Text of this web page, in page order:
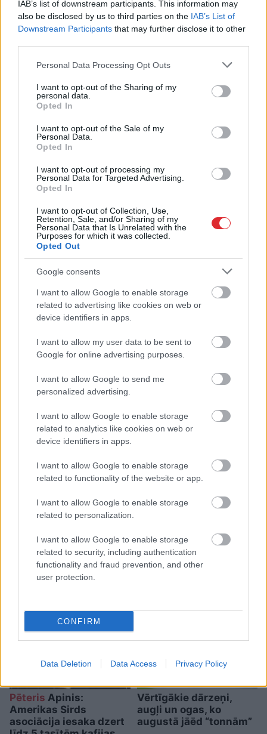
IAB’s list of downstream participants. This information may
also be disclosed by us to third parties on the IAB’s List of
Downstream Participants that may further disclose it to other
Please note that this website/app uses one or more Google
not limited to your visit or usage behaviour. You may click to
grant or deny consent to Google and its third-party tags to
use your data for below specified purposes in below Google
consent section.
Personal Data Processing Opt Outs
I want to opt-out of the Sharing of my
personal data.
Opted In
I want to opt-out of the Sale of my
Personal Data.
Opted In
I want to opt-out of processing my
Personal Data for Targeted Advertising.
Opted In
I want to opt-out of Collection, Use,
Retention, Sale, and/or Sharing of my
Personal Data that Is Unrelated with the
Purposes for which it was collected.
Opted Out
Google consents
I want to allow Google to enable storage
related to advertising like cookies on web or
device identifiers in apps.
I want to allow my user data to be sent to
Google for online advertising purposes.
I want to allow Google to send me
personalized advertising.
I want to allow Google to enable storage
related to analytics like cookies on web or
device identifiers in apps.
I want to allow Google to enable storage
related to functionality of the website or app.
I want to allow Google to enable storage
related to personalization.
I want to allow Google to enable storage
related to security, including authentication
functionality and fraud prevention, and other
user protection.
CONFIRM
Data Deletion Data Access Privacy Policy
Lietuviešuuzņēmējs piedāvā vēl
nedzirdētu risinājumu “airBaltic”
uzņēmums”
VIDEO. Spānijas lidostā pēkšņi atskan
Raimonda Paula mūzika! Pie klavierēm –
Māris Grigalis
Lasīt citas ziņas
Sadarbības projekts
profilakse un ārstēšanas iespējas
Speciālistu padomi
profilaksei
Menopauze un sirds
veselība – klusais
risks, par kuru
1 no 10
Pēteris Apinis:
Amerikas Sirds
asociācija iesaka dzert
Vērtīgākie dārzeņi,
augļi un ogas, ko
augustā jāēd “tonnām”
Atcelt Ziņot